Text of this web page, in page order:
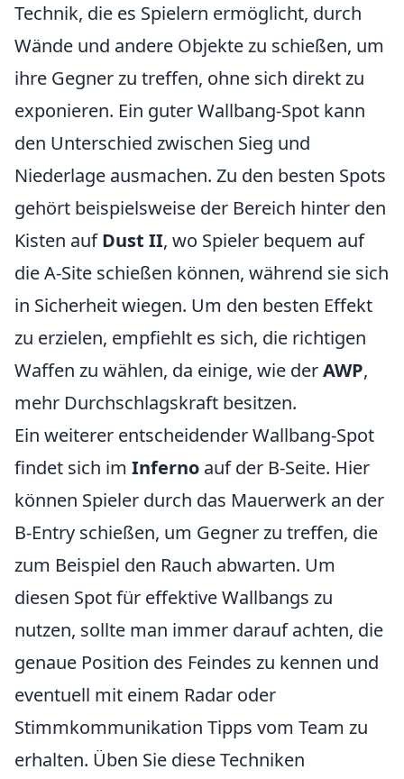
Technik, die es Spielern ermöglicht, durch
Wände und andere Objekte zu schießen, um
ihre Gegner zu treffen, ohne sich direkt zu
exponieren. Ein guter Wallbang-Spot kann
den Unterschied zwischen Sieg und
Niederlage ausmachen. Zu den besten Spots
gehört beispielsweise der Bereich hinter den
Kisten aufDust II, wo Spieler bequem auf
die A-Site schießen können, während sie sich
in Sicherheit wiegen. Um den besten Effekt
zu erzielen, empfiehlt es sich, die richtigen
Waffen zu wählen, da einige, wie derAWP,
mehr Durchschlagskraft besitzen.
Ein weiterer entscheidender Wallbang-Spot
findet sich im Inferno auf der B-Seite. Hier
können Spieler durch das Mauerwerk an der
B-Entry schießen, um Gegner zu treffen, die
zum Beispiel den Rauch abwarten. Um
diesen Spot für effektive Wallbangs zu
nutzen, sollte man immer darauf achten, die
genaue Position des Feindes zu kennen und
eventuell mit einem Radar oder
Stimmkommunikation Tipps vom Team zu
erhalten. Üben Sie diese Techniken